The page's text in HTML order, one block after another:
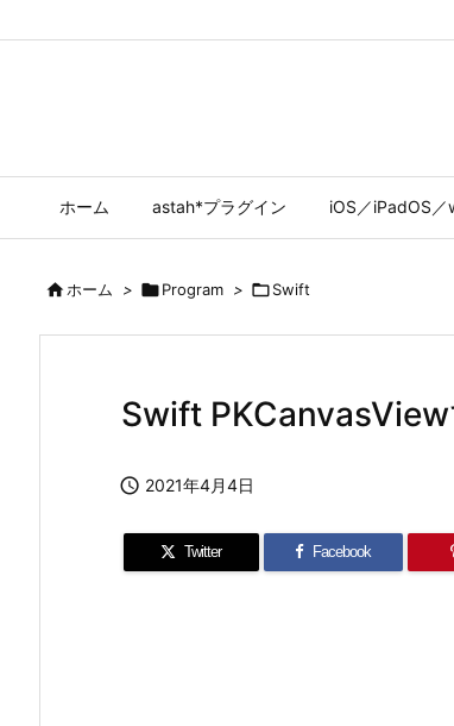
ホーム astah*プラグイン iOS／iPadOS
ホーム > Program > Swift
Swift PKCanvasView
 2021年4月4日
Twitter Facebook